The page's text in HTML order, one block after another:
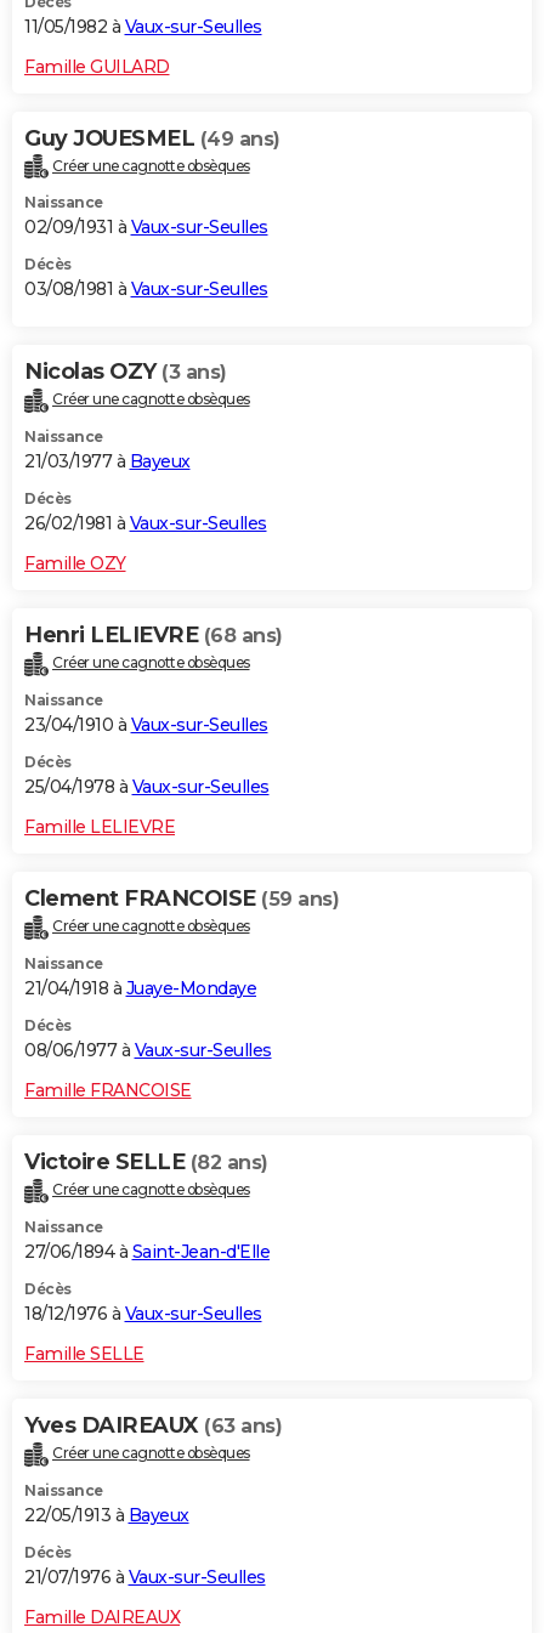
11/05/1982 à Vaux-sur-Seulles
Famille GUILARD
Guy JOUESMEL (49 ans)
Créer une cagnotte obsèques
Naissance
02/09/1931 à Vaux-sur-Seulles
Décès
03/08/1981 à Vaux-sur-Seulles
Nicolas OZY (3 ans)
Créer une cagnotte obsèques
Naissance
21/03/1977 à Bayeux
Décès
26/02/1981 à Vaux-sur-Seulles
Famille OZY
Henri LELIEVRE (68 ans)
Créer une cagnotte obsèques
Naissance
23/04/1910 à Vaux-sur-Seulles
Décès
25/04/1978 à Vaux-sur-Seulles
Famille LELIEVRE
Clement FRANCOISE (59 ans)
Créer une cagnotte obsèques
Naissance
21/04/1918 à Juaye-Mondaye
Décès
08/06/1977 à Vaux-sur-Seulles
Famille FRANCOISE
Victoire SELLE (82 ans)
Créer une cagnotte obsèques
Naissance
27/06/1894 à Saint-Jean-d'Elle
Décès
18/12/1976 à Vaux-sur-Seulles
Famille SELLE
Yves DAIREAUX (63 ans)
Créer une cagnotte obsèques
Naissance
22/05/1913 à Bayeux
Décès
21/07/1976 à Vaux-sur-Seulles
Famille DAIREAUX